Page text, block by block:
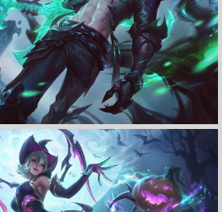
《lol英雄联盟》 4K超清电脑桌面
立 即 下 载
收 藏